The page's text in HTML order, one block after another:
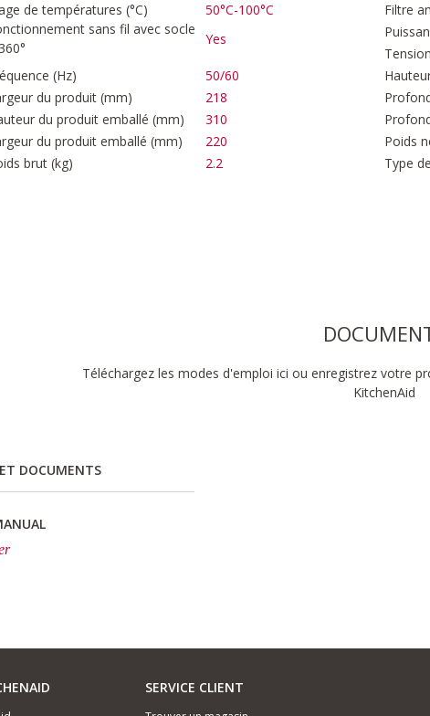
de températures (°C)
50°C-100°C Filtre
sans fil avec socle
Yes
(Hz)
50/60
du produit (mm)
218
du produit emballé (mm)
310
du produit emballé (mm)
220 Poids
brut (kg)
2.2 Type
Téléchargez les modes d'emploi ici ou enregistrez votre
KitchenAid
DOCUMENTS
SERVICE CLIENT